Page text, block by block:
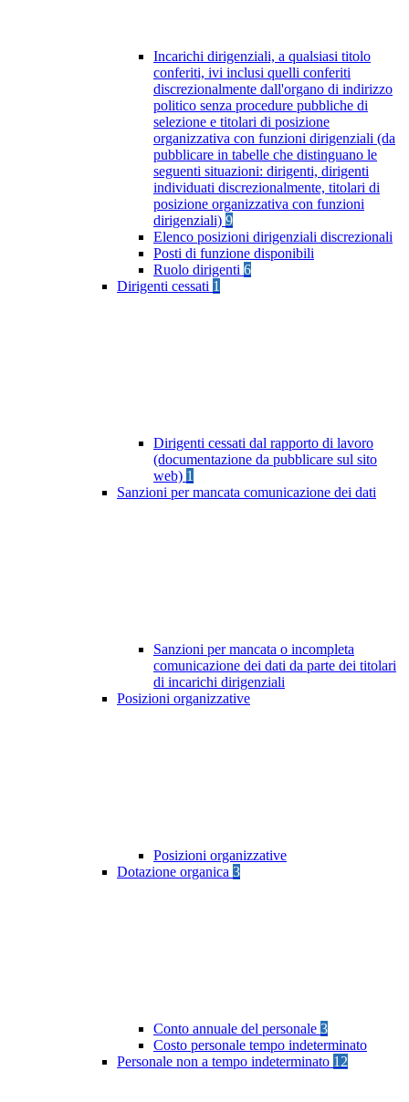
Incarichi dirigenziali, a qualsiasi titolo
conferiti, ivi inclusi quelli conferiti
discrezionalmente dall'organo di indirizzo
politico senza procedure pubbliche di
selezione e titolari di posizione
organizzativa con funzioni dirigenziali (da
pubblicare in tabelle che distinguano le
seguenti situazioni: dirigenti, dirigenti
individuati discrezionalmente, titolari di
posizione organizzativa con funzioni
dirigenziali) 9
Elenco posizioni dirigenziali discrezionali
Posti di funzione disponibili
Ruolo dirigenti 6
Dirigenti cessati 1
Dirigenti cessati dal rapporto di lavoro
(documentazione da pubblicare sul sito
web) 1
Sanzioni per mancata comunicazione dei dati
Sanzioni per mancata o incompleta
comunicazione dei dati da parte dei titolari
di incarichi dirigenziali
Posizioni organizzative
Posizioni organizzative
Dotazione organica 3
Conto annuale del personale 3
Costo personale tempo indeterminato
Personale non a tempo indeterminato 12